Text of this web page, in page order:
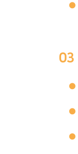
●
03
●
●
●